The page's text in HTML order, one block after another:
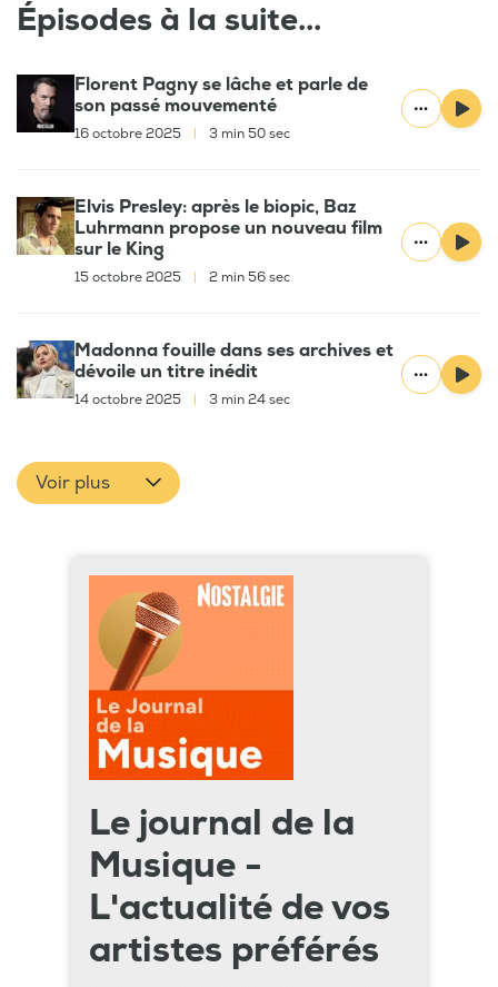
Épisodes à la suite...
Florent Pagny se lâche et parle de
son passé mouvementé
16 octobre 2025 3 min 50 sec
Elvis Presley: après le biopic, Baz
Luhrmann propose un nouveau film
sur le King
15 octobre 2025 2 min 56 sec
Madonna fouille dans ses archives et
dévoile un titre inédit
14 octobre 2025 3 min 24 sec
Voir plus
Le journal de la
Musique -
L'actualité de vos
artistes préférés